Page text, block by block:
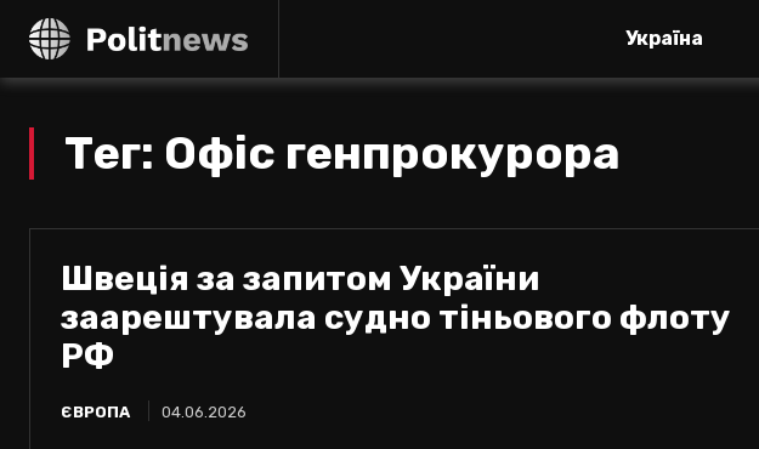
Україна
Тег: Офіс генпрокурора
Швеція за запитом України
заарештувала судно тіньового флоту
РФ
ЄВРОПА 04.06.2026